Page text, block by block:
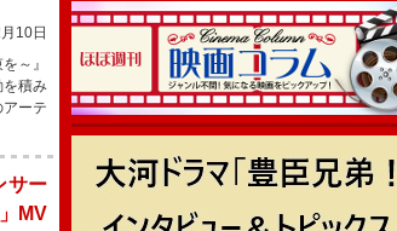
10日
～』
積み
ーテ
サー
MV